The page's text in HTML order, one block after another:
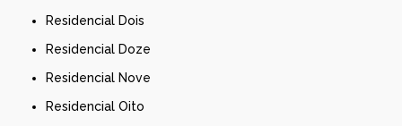
Residencial Dois
Residencial Doze
Residencial Nove
Residencial Oito